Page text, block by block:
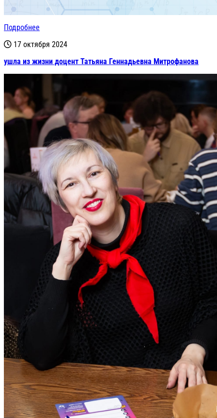
Подробнее
17 октября 2024
ушла из жизни доцент Татьяна Геннадьевна Митрофанова